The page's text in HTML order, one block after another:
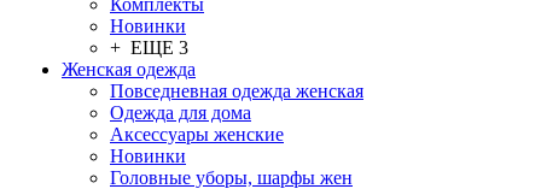
Комплекты
Новинки
+ ЕЩЕ 3
Женская одежда
Повседневная одежда женская
Одежда для дома
Аксессуары женские
Новинки
Головные уборы, шарфы жен